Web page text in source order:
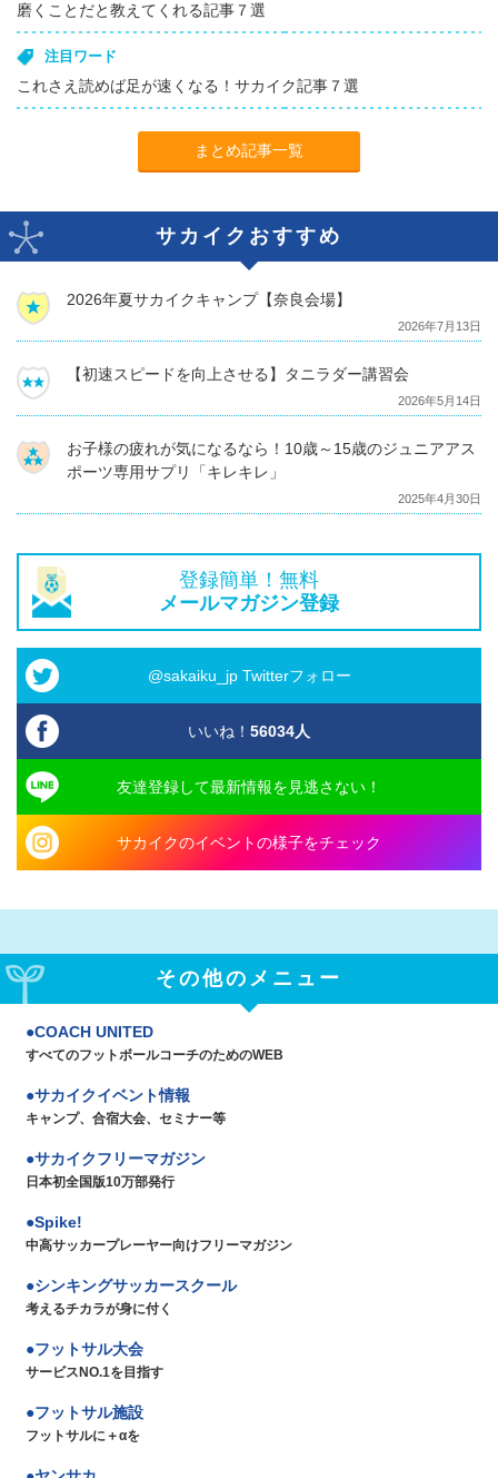
磨くことだと教えてくれる記事７選
注目ワード
これさえ読めば足が速くなる！サカイク記事７選
まとめ記事一覧
サカイクおすすめ
2026年夏サカイクキャンプ【奈良会場】
2026年7月13日
【初速スピードを向上させる】タニラダー講習会
2026年5月14日
お子様の疲れが気になるなら！10歳～15歳のジュニアアス
ポーツ専用サプリ「キレキレ」
2025年4月30日
登録簡単！無料
メールマガジン登録
@sakaiku_jp Twitterフォロー
いいね！ 56034人
友達登録して最新情報を見逃さない！
サカイクのイベントの様子をチェック
その他のメニュー
COACH UNITED
すべてのフットボールコーチのためのWEB
サカイクイベント情報
キャンプ、合宿大会、セミナー等
サカイクフリーマガジン
日本初全国版10万部発行
Spike!
中高サッカープレーヤー向けフリーマガジン
シンキングサッカースクール
考えるチカラが身に付く
フットサル大会
サービスNO.1を目指す
フットサル施設
フットサルに＋αを